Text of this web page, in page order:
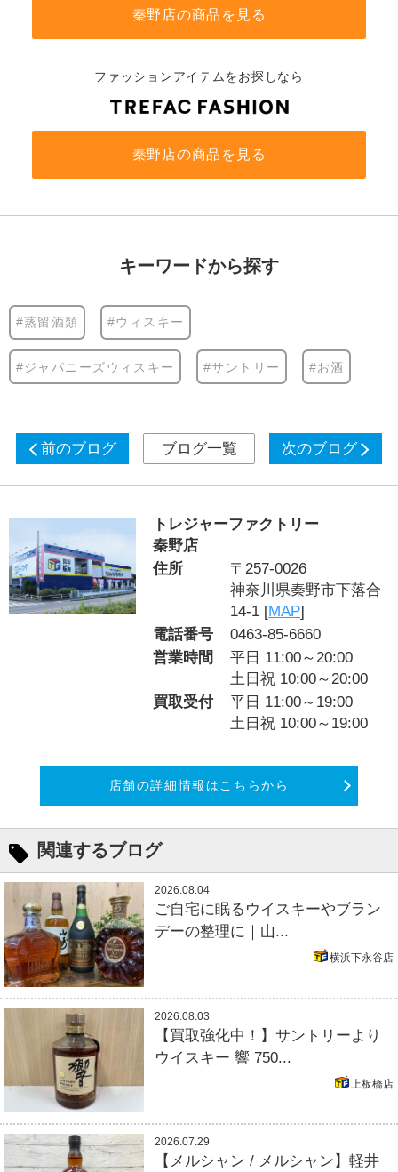
秦野店の商品を見る
ファッションアイテムをお探しなら
秦野店の商品を見る
キーワードから探す
#蒸留酒類 #ウィスキー
#ジャパニーズウィスキー #サントリー #お酒
前のブログ ブログ一覧 次のブログ
トレジャーファクトリー
秦野店
住所
〒257-0026
神奈川県秦野市下落合
14-1 [MAP]
電話番号
0463-85-6660
営業時間
平日 11:00～20:00
土日祝 10:00～20:00
買取受付
平日 11:00～19:00
土日祝 10:00～19:00
店舗の詳細情報はこちらから
関連するブログ
2026.08.04
ご自宅に眠るウイスキーやブラン
デーの整理に｜山...
横浜下永谷店
2026.08.03
【買取強化中！】サントリーより
ウイスキー 響 750...
上板橋店
2026.07.29
【メルシャン / メルシャン】軽井